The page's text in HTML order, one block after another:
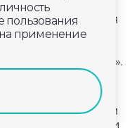
уже в I
благодаря
нового
и активная жизнь».
33 млн 600 тысяч
для
транспортировки
доставки
пользования
на применение